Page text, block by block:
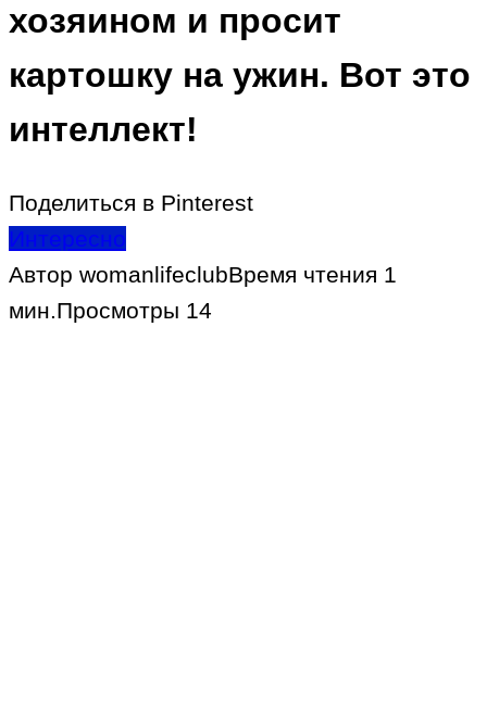
хозяином и просит
картошку на ужин. Вот это
интеллект!
Поделиться в Pinterest
Интересно
Автор womanlifeclubВремя чтения 1
мин.Просмотры 14